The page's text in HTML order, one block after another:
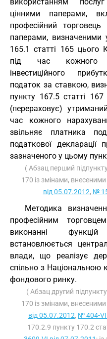
цінними паперами,
професійний
паперами, визначеними
165.1 статті 165 цього
під час кожного
інвестиційного
податок за ставкою,
пункту 167.5 статті
(перераховує)
час кожного
звільняє платника
податкової
зазначеного у цьому
( Абзац перший
170 із змінами,
від 05.07.2012, №
Методика
професійним
виконанні
встановлюється
влади, що реалізує
спільно з Національною
фондового ринку.
( Абзац другий
170 із змінами,
від 05.07.2012, № 404-
170.2.9 пункту 170.2